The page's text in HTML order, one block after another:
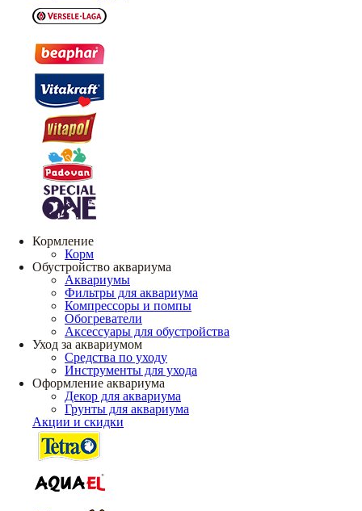
Кормление
Корм
Обустройство аквариума
Аквариумы
Фильтры для аквариума
Компрессоры и помпы
Обогреватели
Аксессуары для обустройства
Уход за аквариумом
Средства по уходу
Инструменты для ухода
Оформление аквариума
Декор для аквариума
Грунты для аквариума
Акции и скидки